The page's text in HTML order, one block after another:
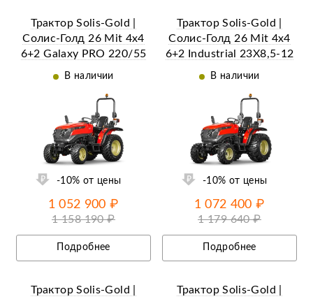
Трактор Solis-Gold |
Солис-Голд 26 Mit 4x4
6+2 Galaxy PRO 220/55
R12 / 280/70 R16 (с
В наличии
-10% от цены
1 052 900 ₽
1 158 190 ₽
Подробнее
Трактор Solis-Gold |
Солис-Голд 26 Mit 4x4
6+2 Industrial 23X8,5-12
/ 33X15,5-16,5 (с ПСМ)
В наличии
Ещё 9 фотографий
-10% от цены
1 072 400 ₽
1 179 640 ₽
Подробнее
Трактор Solis-Gold |
Трактор Solis-Gold |